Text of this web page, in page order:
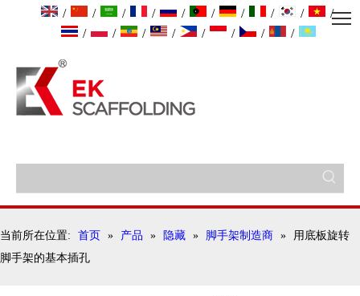
/ / / / / / / / /
/
/
/ / / / / / /
当前所在位置: 首页 » 产品 » 隐藏 » 脚手架制造商 »
用底板旋转
脚手架的基本插孔